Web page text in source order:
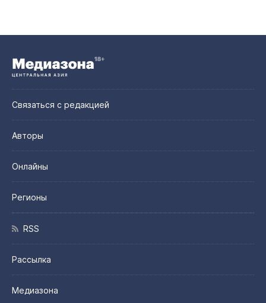
Связаться с редакцией
Авторы
Онлайны
Регионы
RSS
Рассылка
Медиазона